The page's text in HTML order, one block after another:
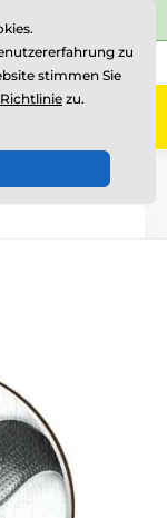
+43 676 361 37 22
zu
stimmen Sie
zu.